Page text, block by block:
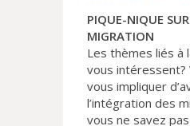
PIQUE-NIQUE
MIGRATION
Les thèmes liés à
vous intéressent?
vous impliquer
l’intégration des
vous ne savez